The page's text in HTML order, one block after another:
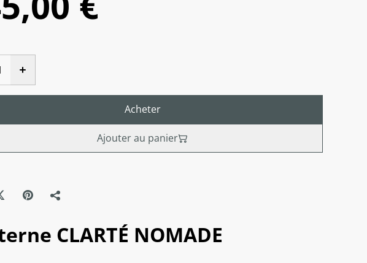
Acheter
Ajouter au panier
CLARTÉ NOMADE